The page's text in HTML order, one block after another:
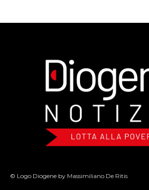
© Logo Diogene by Massimiliano De Ritis